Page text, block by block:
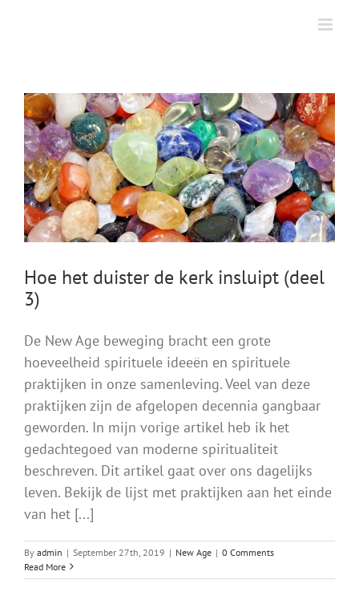
Hoe het duister de kerk insluipt (deel
3)
De New Age beweging bracht een grote
hoeveelheid spirituele ideeën en spirituele
praktijken in onze samenleving. Veel van deze
praktijken zijn de afgelopen decennia gangbaar
geworden. In mijn vorige artikel heb ik het
gedachtegoed van moderne spiritualiteit
beschreven. Dit artikel gaat over ons dagelijks
leven. Bekijk de lijst met praktijken aan het einde
van het [...]
By admin | September 27th, 2019 | New Age | 0 Comments
Read More